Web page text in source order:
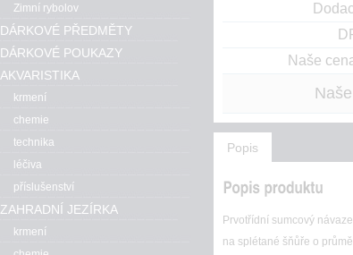
Naše
Popis
Prvotřídní sumcový
na splétané šňůře o
Zimní rybolov
DÁRKOVÉ PŘEDMĚTY
DÁRKOVÉ POUKAZY
AKVARISTIKA
krmení
chemie
technika
léčiva
příslušenství
ZAHRADNÍ JEZÍRKA
krmení